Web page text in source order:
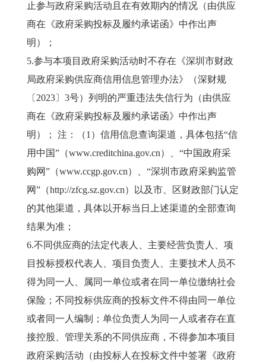
止参与政府采购活动且在有效期内的情况（由供应
商在《政府采购投标及履约承诺函》中作出声
明）；
5.参与本项目政府采购活动时不存在《深圳市财政
局政府采购供应商信用信息管理办法》（深财规
〔2023〕3号）列明的严重违法失信行为（由供应
商在《政府采购投标及履约承诺函》中作出声
明）； 注：（1）信用信息查询渠道，具体包括“信
用中国”（www.creditchina.gov.cn）、“中国政府采
购网”（www.ccgp.gov.cn）、“深圳市政府采购监管
网”（http://zfcg.sz.gov.cn）以及市、区财政部门认定
的其他渠道，具体以开标当日上述渠道的全部查询
结果为准；
6.不同供应商的法定代表人、主要经营负责人、项
目投标授权代表人、项目负责人、主要技术人员不
得为同一人、属同一单位或者在同一单位缴纳社会
保险；不同投标供应商的投标文件不得由同一单位
或者同一人编制；单位负责人为同一人或者存在直
接控股、管理关系的不同供应商，不得参加本项目
政府采购活动（由投标人在投标文件中签署《政府